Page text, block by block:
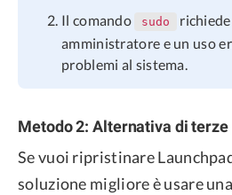
Il comando sudo
amministratore e un uso
problemi al sistema.
Metodo 2: Alternativa di
Se vuoi ripristinare
soluzione migliore è usare